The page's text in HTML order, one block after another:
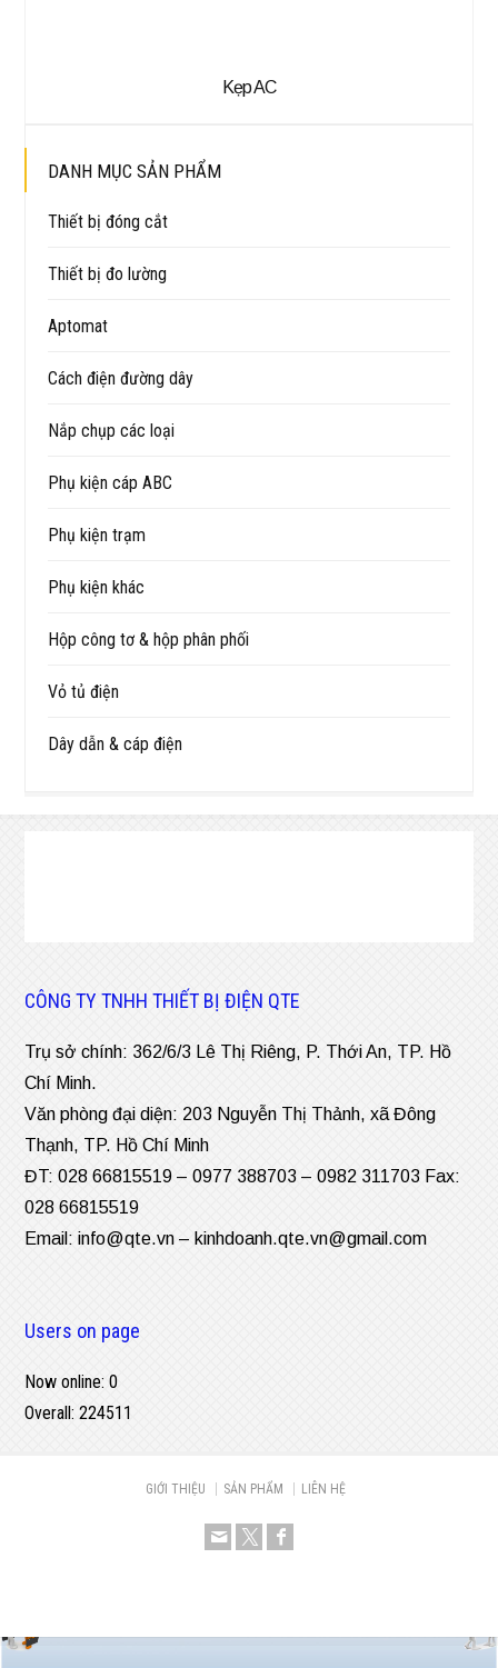
Kẹp AC
DANH MỤC SẢN PHẨM
Thiết bị đóng cắt
Thiết bị đo lường
Aptomat
Cách điện đường dây
Nắp chụp các loại
Phụ kiện cáp ABC
Phụ kiện trạm
Phụ kiện khác
Hộp công tơ & hộp phân phối
Vỏ tủ điện
Dây dẫn & cáp điện
CÔNG TY TNHH THIẾT BỊ ĐIỆN QTE
Trụ sở chính: 362/6/3 Lê Thị Riêng, P. Thới An, TP. Hồ
Chí Minh.
Văn phòng đại diện: 203 Nguyễn Thị Thảnh, xã Đông
Thạnh, TP. Hồ Chí Minh
ĐT: 028 66815519 – 0977 388703 – 0982 311703 Fax:
028 66815519
Email:info@qte.vn – kinhdoanh.qte.vn@gmail.com
Users on page
Now online: 0
Overall: 224511
GIỚI THIỆU SẢN PHẨM LIÊN HỆ